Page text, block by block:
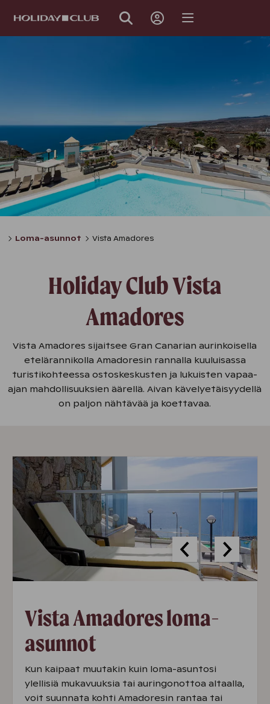
Loma-asunnot Vista Amadores
Holiday Club Vista
Amadores
Vista Amadores sijaitsee Gran Canarian aurinkoisella
etelärannikolla Amadoresin rannalla kuuluisassa
turistikohteessa ostoskeskusten ja lukuisten vapaa-
ajan mahdollisuuksien äärellä. Aivan kävelyetäisyydellä
on paljon nähtävää ja koettavaa.
Vista Amadores loma-
asunnot
Kun kaipaat muutakin kuin loma-asuntosi
ylellisiä mukavuuksia tai auringonottoa altaalla,
voit suunnata kohti Amadoresin rantaa tai